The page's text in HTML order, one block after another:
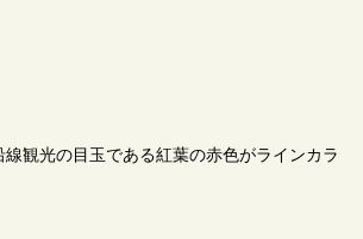
観光の目玉である紅葉の赤色がラインカラ